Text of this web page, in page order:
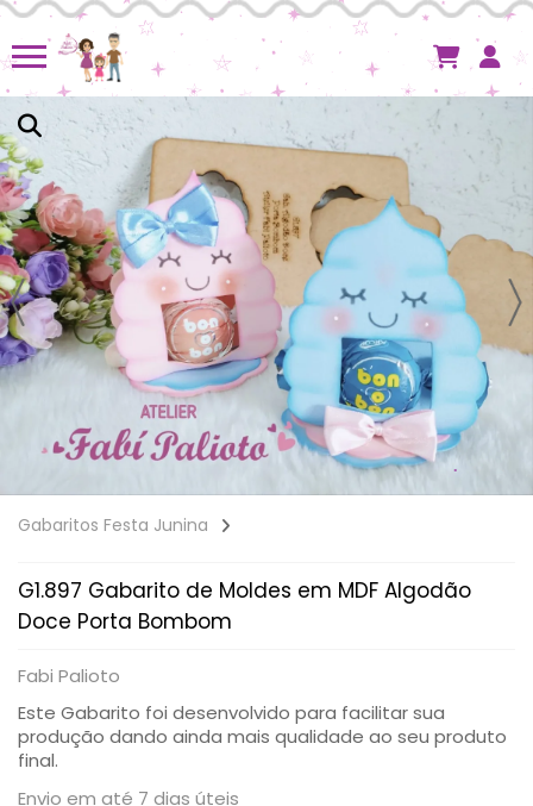
Gabaritos Festa Junina
G1.897 Gabarito de Moldes em MDF Algodão
Doce Porta Bombom
Fabi Palioto
Este Gabarito foi desenvolvido para facilitar sua
produção dando ainda mais qualidade ao seu produto
final.
Envio em até 7 dias úteis